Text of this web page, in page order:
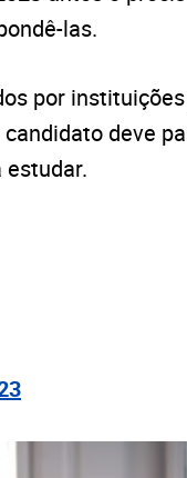
las.
por
deve
estudar.